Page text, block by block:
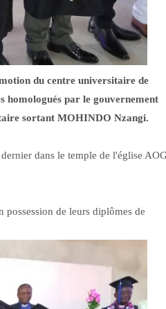
du centre universitaire de
homologués par le gouvernement
sortant MOHINDO Nzangi.
dans le temple de l'église
de leurs diplômes de